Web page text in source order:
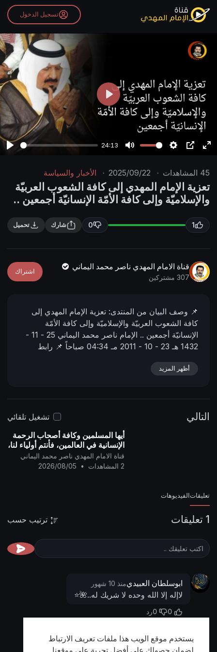
يستخدم موقع الويب هذا ملفات تعريف الارتباط
تسجيل الدخول
24:13
u
e
t
s
P
n
r
f
l
s
P
l
y
45 المشاهدات ·
2025/09/22
· الأخبار والسياسة
تعزية الإمام المهدي إلى كافة الشعوب العربيّة
والإسلاميّة وإلى كافة الأمّة الإنسانيّة أجمعين ..
1
0 شارك تحميل
قناة الامام المهدي ناصر محمد اليماني
307 مشتركين
اشتراك
📌 وصف البیان من المنتدى: تعزية الإمام المهدي إلى
كافة الشعوب العربيّة والإسلاميّة وإلى كافة الأمّة
الإنسانيّة أجمعين .. الإمام ناصر محمد اليماني
25 - 11 -
1432 هـ
23 - 10 - 2011 مـ 04:34 صباحاً
📌 رابط
أظهر المزيد
التالي
تشغيل تلقائي
أيها المسلمين وكافة أصحاب الرحمة
الإنسانية في العالمين، فأنتم أولياء لنا،
وإن الشيطان (دونالد ترامب) عدو
للمسلمين..
قناة الامام المهدي ناصر محمد اليماني
2 المشاهدات
•
2026/08/05
تعليقات الفيديوهات
1 تعليقات ترتيب حسب
ابوسلطان العبيديمنذ 10 شهور
لاإله إلا الله وحده لا شريك له..🌺⭐️
0
0رد
أظهر المزيد